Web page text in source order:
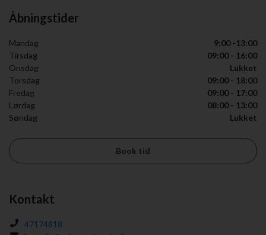
Åbningstider
Mandag
9:00 -13:00
Tirsdag
09:00 - 16:00
Onsdag
Lukket
Torsdag
09:00 - 18:00
Fredag
09:00 - 17:00
Lørdag
08:00 - 13:00
Søndag
Lukket
Book tid
Kontakt
47174818